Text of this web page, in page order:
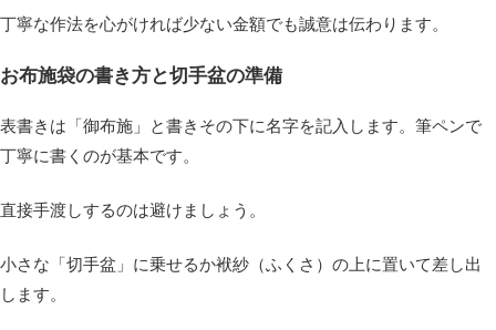
丁寧な作法を心がければ少ない金額でも誠意は伝わります。
お布施袋の書き方と切手盆の準備
表書きは「御布施」と書きその下に名字を記入します。筆ペンで
丁寧に書くのが基本です。
直接手渡しするのは避けましょう。
小さな「切手盆」に乗せるか袱紗（ふくさ）の上に置いて差し出
します。